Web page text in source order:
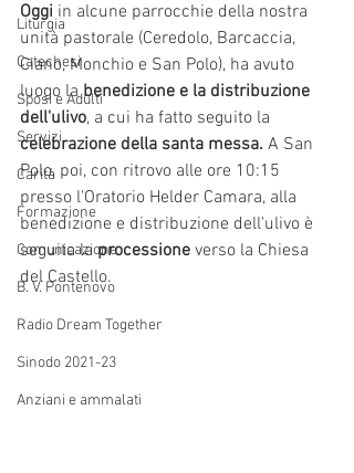
Liturgia
Catechesi
Sposi e Adulti
Servizi
Carità
Formazione
Comunicazione
B. V. Pontenovo
Radio Dream Together
Sinodo 2021-23
Anziani e ammalati
Oggi in alcune parrocchie della nostra
unità pastorale (Ceredolo, Barcaccia,
Ciano, Monchio e San Polo), ha avuto
luogo la benedizione e la distribuzione
dell'ulivo, a cui ha fatto seguito la
celebrazione della santa messa. A San
Polo, poi, con ritrovo alle ore 10:15
presso l'Oratorio Helder Camara, alla
benedizione e distribuzione dell'ulivo è
seguita la processione verso la Chiesa
del Castello.